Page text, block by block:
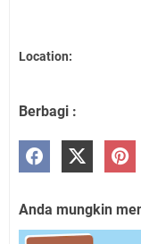
Location:
Berbagi :
Anda mungkin